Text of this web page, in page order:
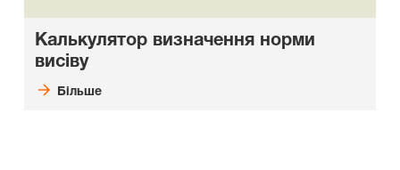
Калькулятор визначення норми
висіву
Більше